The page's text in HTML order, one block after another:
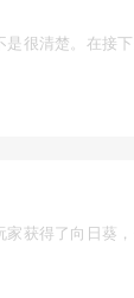
很清楚。在接
获得了向日葵